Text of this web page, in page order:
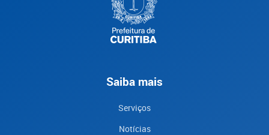
Saiba mais
Serviços
Notícias